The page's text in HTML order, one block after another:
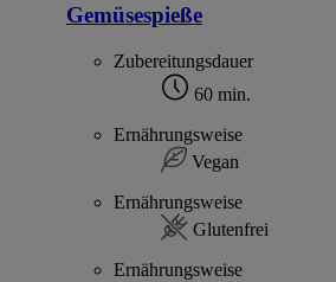
Gemüsespieße
Zubereitungsdauer
60 min.
Ernährungsweise
Vegan
Ernährungsweise
Glutenfrei
Ernährungsweise